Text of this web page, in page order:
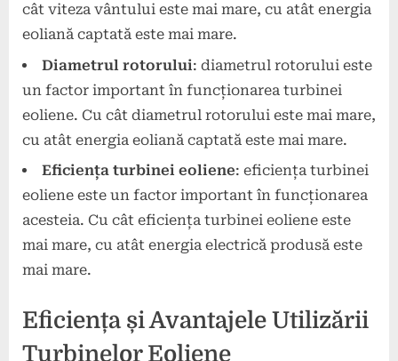
cât viteza vântului este mai mare, cu atât energia
eoliană captată este mai mare.
Diametrul rotorului: diametrul rotorului este
un factor important în funcționarea turbinei
eoliene. Cu cât diametrul rotorului este mai mare,
cu atât energia eoliană captată este mai mare.
Eficiența turbinei eoliene: eficiența turbinei
eoliene este un factor important în funcționarea
acesteia. Cu cât eficiența turbinei eoliene este
mai mare, cu atât energia electrică produsă este
mai mare.
Eficiența și Avantajele Utilizării
Turbinelor Eoliene